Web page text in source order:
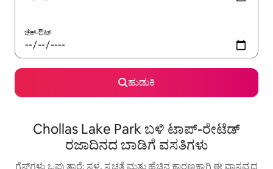
ಚೆಕ್-ಔಟ್
ಹುಡುಕಿ
Chollas Lake Park ಬಳಿ ಟಾಪ್-ರೇಟೆಡ್
ರಜಾದಿನದ ಬಾಡಿಗೆ ವಸತಿಗಳು
ಗೆಸ್ಟ್‌ಗಳು ಒಪ್ಪುತ್ತಾರೆ: ಸ್ಥಳ, ಸ್ವಚ್ಛತೆ ಮತ್ತು ಹೆಚ್ಚಿನ ಕಾರಣಕ್ಕಾಗಿ ಈ ವಾಸ್ತವ್ಯದ